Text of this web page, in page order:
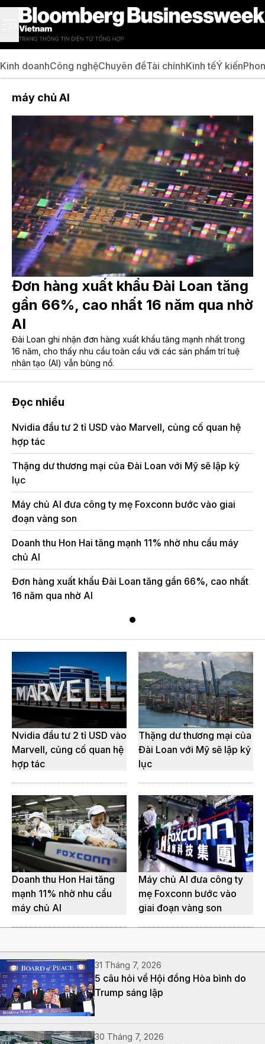
Kinh doanhCông nghệChuyên đềTài chínhKinh tếÝ kiến
máy chủ AI
Đơn hàng xuất khẩu Đài Loan tăng
gần 66%, cao nhất 16 năm qua nhờ
AI
Đài Loan ghi nhận đơn hàng xuất khẩu tăng mạnh nhất trong
16 năm, cho thấy nhu cầu toàn cầu với các sản phẩm trí tuệ
nhân tạo (AI) vẫn bùng nổ.
Đọc nhiều
Nvidia đầu tư 2 tỉ USD vào Marvell, củng cố quan hệ
hợp tác
Thặng dư thương mại của Đài Loan với Mỹ sẽ lập kỷ
lục
Máy chủ AI đưa công ty mẹ Foxconn bước vào giai
đoạn vàng son
Doanh thu Hon Hai tăng mạnh 11% nhờ nhu cầu máy
chủ AI
Đơn hàng xuất khẩu Đài Loan tăng gần 66%, cao nhất
16 năm qua nhờ AI
Nvidia đầu tư 2 tỉ USD vào
Marvell, củng cố quan hệ
hợp tác
Thặng dư thương mại của
Đài Loan với Mỹ sẽ lập kỷ
lục
Doanh thu Hon Hai tăng
mạnh 11% nhờ nhu cầu
máy chủ AI
Máy chủ AI đưa công ty
mẹ Foxconn bước vào
giai đoạn vàng son
31 Tháng 7, 2026
5 câu hỏi về Hội đồng Hòa bình do
Trump sáng lập
30 Tháng 7, 2026